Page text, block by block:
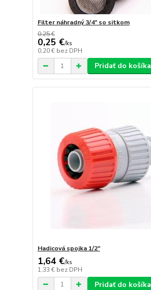
Filter náhradný 3/4" so sitkom
0,25 €
0,25 €/ks
0,20 € bez DPH
Pridať do košíka
Hadicová spojka 1/2"
1,64 €/ks
1,33 € bez DPH
Pridať do košíka